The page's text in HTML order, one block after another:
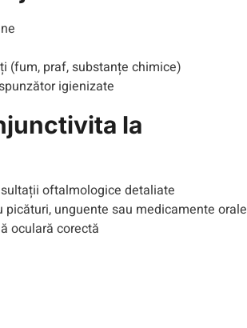
(fum, praf, substanțe chimice)
igienizate
la
oftalmologice detaliate
unguente sau medicamente orale
oculară corectă